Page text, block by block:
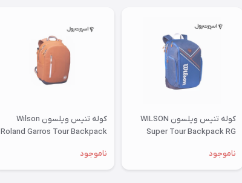
کوله تنیس ویلسون WILSON
Super Tour Backpack RG
ناموجود
کوله تنیس ویلسون Wilson
Roland Garros Tour Backpack
ناموجود